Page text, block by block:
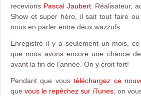
recevions Pascal Jaubert. Réalisateur,
Show et super héro, il sait tout faire
nous en parler entre deux wazzufs.
Enregistré il y a seulement un mois,
que nous avons encore une chance
avant la fin de l'année. On y croit fort!
Pendant que voustéléchargez ce
que vous le repêchez sur iTunes , on